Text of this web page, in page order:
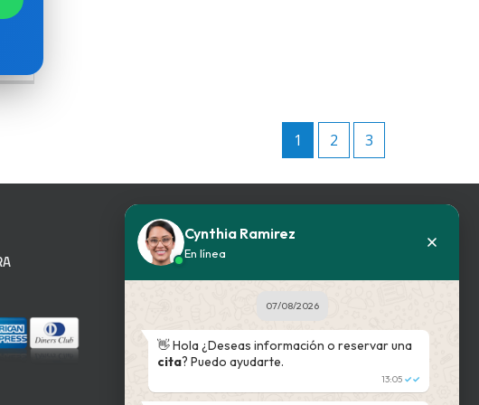
1 2 3
BUSCADOR WEB
Cynthia Ramirez
En línea
07/08/2026
👋 Hola ¿Deseas información o reservar una
cita? Puedo ayudarte.
13:05 ✓✓